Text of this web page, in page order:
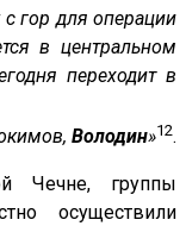
гор для операции
в центральном
переходит в
Володин»12.
Чечне, группы
осуществили